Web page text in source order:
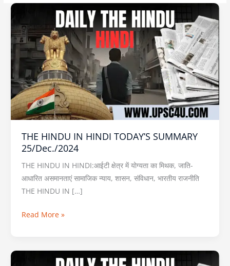
THE HINDU IN HINDI TODAY’S SUMMARY
25/Dec./2024
THE HINDU IN HINDI:आईटी क्षेत्र में योग्यता का मिथक, जाति-
आधारित असमानताएं सामाजिक न्याय, शासन, संविधान, भारतीय राजनीति
THE HINDU IN […]
IN
HINDI
TODAY’S
SUMMARY
25/Dec./2024
Read More »